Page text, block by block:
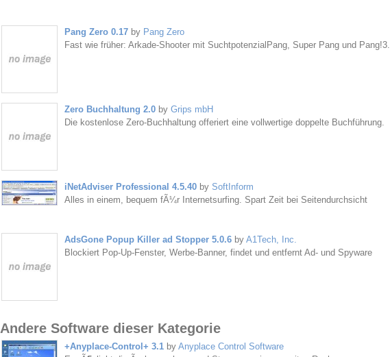
Pang Zero 0.17by Pang Zero
Fast wie früher: Arkade-Shooter mit SuchtpotenzialPang, Super Pang und Pang!3.
Zero Buchhaltung 2.0by Grips mbH
Die kostenlose Zero-Buchhaltung offeriert eine vollwertige doppelte Buchführung.
iNetAdviser Professional 4.5.40by SoftInform
Alles in einem, bequem fÃ¼r Internetsurfing. Spart Zeit bei Seitendurchsicht
AdsGone Popup Killer ad Stopper 5.0.6by A1Tech, Inc.
Blockiert Pop-Up-Fenster, Werbe-Banner, findet und entfernt Ad- und Spyware
Andere Software dieser Kategorie
+Anyplace-Control+ 3.1by Anyplace Control Software